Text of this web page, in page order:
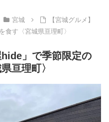
宮城
【宮城グルメ】
食す〈宮城県亘理町〉
hide」で季節限定の
亘理町〉